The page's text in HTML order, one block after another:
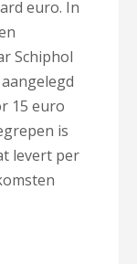
euro. In
Schiphol
15 euro
is
levert per